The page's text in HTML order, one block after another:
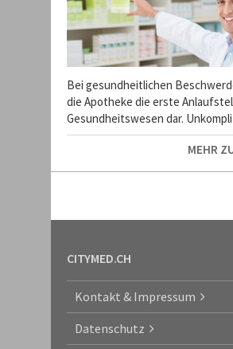
Bei gesundheitlichen
die Apotheke die erste
Gesundheitswesen dar.
MEHR
CITYMED.CH
Kontakt & Impressum
Datenschutz